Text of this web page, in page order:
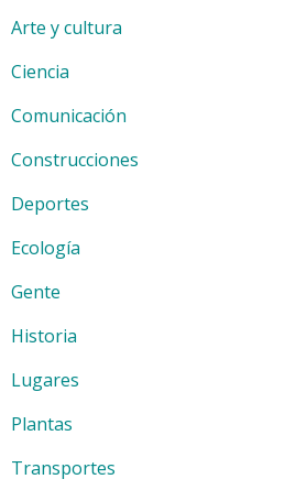
Arte y cultura
Ciencia
Comunicación
Construcciones
Deportes
Ecología
Gente
Historia
Lugares
Plantas
Transportes